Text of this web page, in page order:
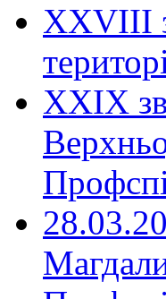
ХХVIII
XXIX